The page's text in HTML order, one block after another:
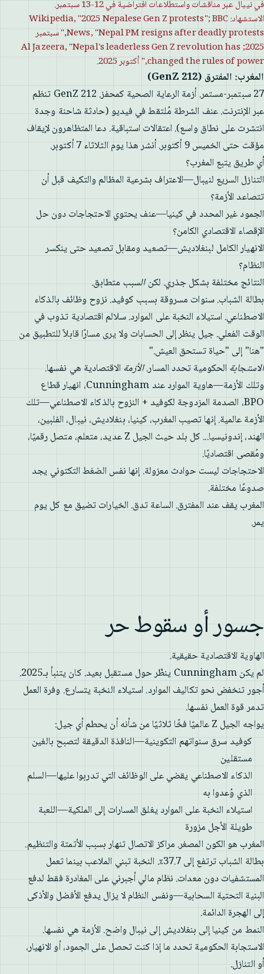
في نيبال عبر مناقشات واستطلاعات افتراضية في 12-13 سبتمبر.
الاستشهاد: Wikipedia, "2025 Nepalese Gen Z protests"; BBC
News, "Nepal PM resigns after deadly protests," سبتمبر
2025; Al Jazeera, "Nepal's leaderless Gen Z revolution has
changed the rules of power," أكتوبر 2025.
المغرب: المفترق (GenZ 212)
27 سبتمبر-مستمر. أزمة الرعاية الصحية كمحفز. GenZ 212 تنظم
عبر الإنترنت. عنف الشرطة مُلتقط في فيديو (حادثة شاحنة وجدة
انتشرت على نطاق واسع). اعتقالات استباقية. دعا المتظاهرون لإيقاف
مؤقت حتى الخميس 9 أكتوبر. أنشر هذا يوم الثلاثاء 7 أكتوبر.
أي طريق يتبع المغرب؟
التنازل السريع لنيبال—الاعتراف بشرعية المظالم والتكيف قبل أن
تتصاعد الأزمة؟
الجمود غير المحدد في كينيا—عنف يحتوي الاحتجاجات دون حل
الإقصاء الاقتصادي الكامن؟
الانهيار الكامل لبنغلاديش—تصعيد ومقابل تصعيد حتى ينكسر
النظام؟
النتائج مختلفة بشكل جذري. لكنالسبب متطابق.
بطالة الشباب. سنوات مسروقة بسبب كوفيد. نزوح وظائف بالذكاء
الاصطناعي. استيلاء النخبة على الموارد. سلالم اقتصادية تذوب في
الوقت الفعلي. جيل ينظر إلى الحسابات ولا يرى مسارًا قابلاً للتطبيق من
"هنا" إلى "حياة تستحق العيش."
الاستجابةالحكومية تحدد المسار.الأزمةالاقتصادية هي نفسها.
وتلك الأزمة—هاوية الموارد عند Cunningham، انهيار قطاع
BPO، الصدمة المزدوجة لكوفيد + النزوح بالذكاء الاصطناعي—تلك
الأزمة عالمية. إنها تصيب المغرب، كينيا، بنغلاديش، نيبال، الفلبين،
الهند، إندونيسيا... كل بلد حيث الجيل Z عديد، متعلم، متصل رقميًا،
ومُقصى اقتصاديًا.
الاحتجاجات ليست حوادث معزولة. إنها نفس الضغط التكتوني يجد
صدوعًا مختلفة.
المغرب يقف عند المفترق. الساعة تدق. الخيارات تضيق مع كل يوم
يمر.
جسور أو سقوط حر
الهاوية الاقتصادية حقيقية.
لم يكن Cunningham ينظّر حول مستقبل بعيد. كان يتنبأ بـ2025.
أجور تنخفض نحو تكاليف الموارد. استيلاء النخبة يتسارع. وفرة العمل
تدمر قوة العمل نفسها.
يواجه الجيل Z عالميًا فخًا ثلاثيًا من شأنه أن يحطم أي جيل:
كوفيد سرق سنواتهم التكوينية—النافذة الدقيقة لتصبح بالغين
مستقلين
الذكاء الاصطناعي يقضي على الوظائف التي تدربوا عليها—السلم
الذي وُعدوا به
استيلاء النخبة على الموارد يغلق المسارات إلى الملكية—اللعبة
طويلة الأجل مزورة
المغرب هو الكون المصغر. مراكز الاتصال تنهار بسبب الأتمتة والتنظيم.
بطالة الشباب ترتفع إلى 37.7٪. النخبة تبني الملاعب بينما تعمل
المستشفيات دون معدات. نظام مالي أجبرني على المغادرة فقط لدفع
البنية التحتية السحابية—ونفس النظام لا يزال يدفع الأفضل والأذكى
إلى الهجرة الدائمة.
النمط من كينيا إلى بنغلاديش إلى نيبال واضح. الأزمة هي نفسها.
الاستجابة الحكومية تحدد ما إذا كنت تحصل على الجمود، أو الانهيار،
أو التنازل.